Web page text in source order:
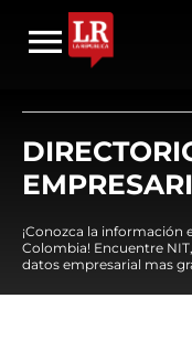
¡Conozca la información
Colombia! Encuentre
datos empresarial mas